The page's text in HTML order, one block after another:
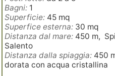
Bagni: 1
Superficie: 45 mq
Superfice esterna: 30 mq
Distanza dal mare: 450 m,
Salento
Distanza dalla spiaggia: 450
dorata con acqua cristallina